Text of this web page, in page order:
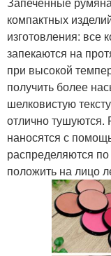
компактных
изготовления:
запекаются на
при высокой
получить более
шелковистую
отлично тушуются.
наносятся с
распределяются
положить на лицо